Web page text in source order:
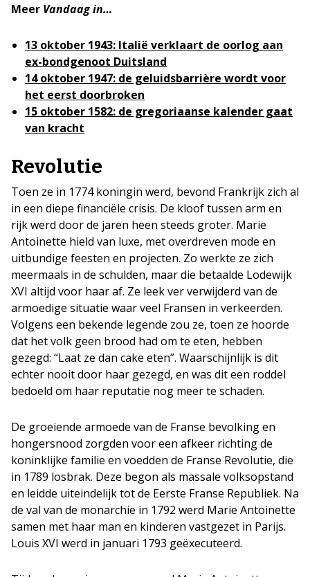
Meer Vandaag in…
13 oktober 1943: Italië verklaart de oorlog aan
ex-bondgenoot Duitsland
14 oktober 1947: de geluidsbarrière wordt voor
het eerst doorbroken
15 oktober 1582: de gregoriaanse kalender gaat
van kracht
Revolutie
Toen ze in 1774 koningin werd, bevond Frankrijk zich al
in een diepe financiële crisis. De kloof tussen arm en
rijk werd door de jaren heen steeds groter. Marie
Antoinette hield van luxe, met overdreven mode en
uitbundige feesten en projecten. Zo werkte ze zich
meermaals in de schulden, maar die betaalde Lodewijk
XVI altijd voor haar af. Ze leek ver verwijderd van de
armoedige situatie waar veel Fransen in verkeerden.
Volgens een bekende legende zou ze, toen ze hoorde
dat het volk geen brood had om te eten, hebben
gezegd: “Laat ze dan cake eten”. Waarschijnlijk is dit
echter nooit door haar gezegd, en was dit een roddel
bedoeld om haar reputatie nog meer te schaden.
De groeiende armoede van de Franse bevolking en
hongersnood zorgden voor een afkeer richting de
koninklijke familie en voedden de Franse Revolutie, die
in 1789 losbrak. Deze begon als massale volksopstand
en leidde uiteindelijk tot de Eerste Franse Republiek. Na
de val van de monarchie in 1792 werd Marie Antoinette
samen met haar man en kinderen vastgezet in Parijs.
Louis XVI werd in januari 1793 geëxecuteerd.